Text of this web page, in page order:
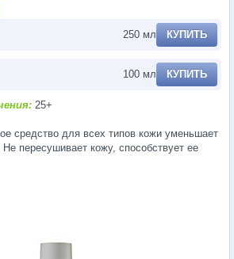
250 мл КУПИТЬ
100 мл КУПИТЬ
25+
средство для всех типов кожи уменьшает
пересушивает кожу, способствует ее